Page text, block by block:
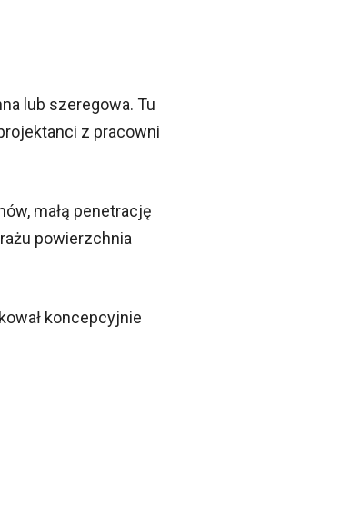
lub szeregowa. Tu
z pracowni
małą penetrację
powierzchnia
koncepcyjnie